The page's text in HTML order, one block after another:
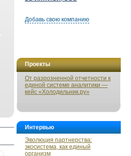
Добавь свою компанию
Проекты
От разрозненной отчетности к
единой системе аналитики —
кейс «Холодильник.ру»
Интервью
Эволюция партнерства:
экосистема, как единый
организм